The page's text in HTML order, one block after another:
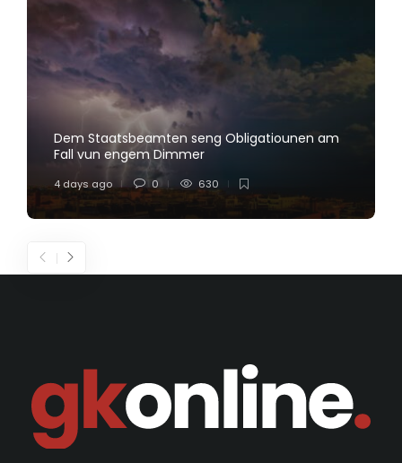
Dem Staatsbeamten seng Obligatiounen am
Fall vun engem Dimmer
4 days ago 0 630